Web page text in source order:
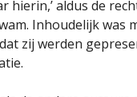
hierin,’ aldus de
Inhoudelijk was
zij werden